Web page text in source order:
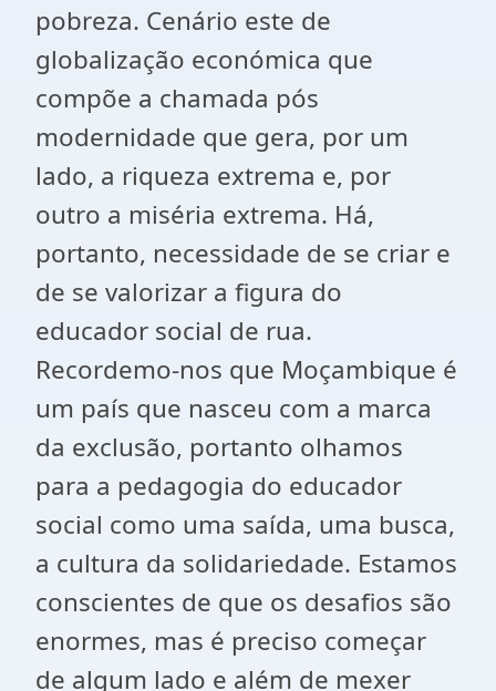
pobreza. Cenário este de
globalização económica que
compõe a chamada pós
modernidade que gera, por um
lado, a riqueza extrema e, por
outro a miséria extrema. Há,
portanto, necessidade de se criar e
de se valorizar a figura do
educador social de rua.
Recordemo-nos que Moçambique é
um país que nasceu com a marca
da exclusão, portanto olhamos
para a pedagogia do educador
social como uma saída, uma busca,
a cultura da solidariedade. Estamos
conscientes de que os desafios são
enormes, mas é preciso começar
de algum lado e além de mexer